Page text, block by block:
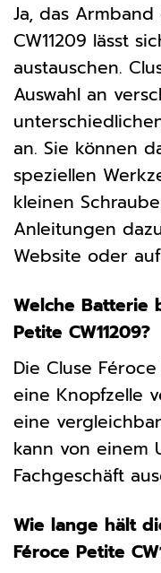
Ja, das
CW11209 lässt
austauschen.
Auswahl an
an. Sie können
speziellen
kleinen
Anleitungen
Website oder
Welche Batterie
Petite CW11209?
Die Cluse
eine Knopfzelle
eine
kann von einem
Fachgeschäft
Wie lange hält
Féroce Petite